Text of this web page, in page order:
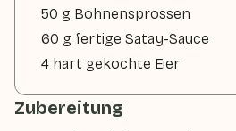
50 g Bohnensprossen
60 g fertige Satay-Sauce
4 hart gekochte Eier
Zubereitung